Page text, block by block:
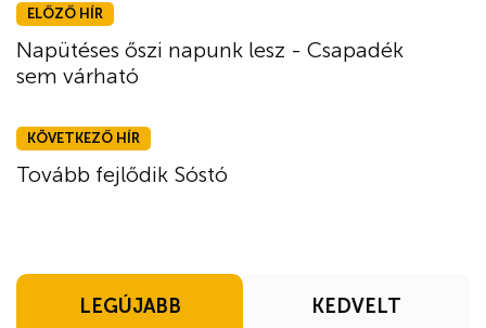
ELŐZŐ HÍR
Napütéses őszi napunk lesz - Csapadék
sem várható
KÖVETKEZŐ HÍR
Tovább fejlődik Sóstó
LEGÚJABB KEDVELT